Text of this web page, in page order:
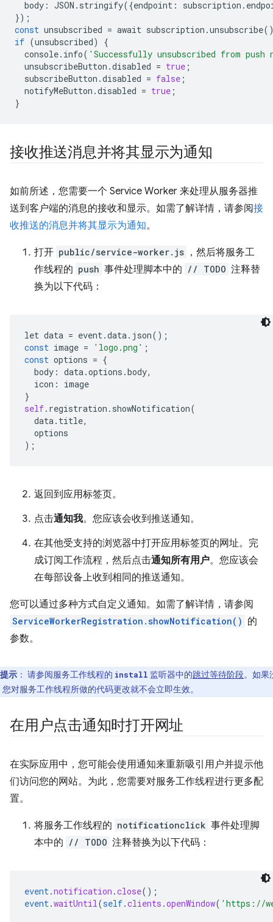
body : JSON . stringify({endpoint : subscription .
});
const unsubscribed = await subscription .unsubscribe
if (unsubscribed)
{
console. info( 'Successfully unsubscribed from
unsubscribeButton .disabled = true ;
subscribeButton .disabled = false ;
notifyMeButton .disabled = true ;
}
接收推送消息并将其显示为通知
如前所述，您需要一个 Service Worker 来处理从服务器推
送到客户端的消息的接收和显示。如需了解详情，请参阅接
收推送的消息并将其显示为通知。
打开 public/service-worker.js ，然后将服务工
作线程的 push 事件处理脚本中的 // TODO 注释替
换为以下代码：
let data = event.data. json();
const image = 'logo.png' ;
const options = {
body : data.options .body,
icon :
image
}
self. registration . showNotification(
data. title,
options
);
返回到应用标签页。
点击通知我。您应该会收到推送通知。
在其他受支持的浏览器中打开应用标签页的网址。完
成订阅工作流程，然后点击通知所有用户。您应该会
在每部设备上收到相同的推送通知。
您可以通过多种方式自定义通知。如需了解详情，请参阅
ServiceWorkerRegistration.showNotification() 的
参数。
提示 ： 请参阅服务工作线程的 install 监听器中的跳过等待阶段。如果
对服务工作线程所做的代码更改就不会立即生效。
在用户点击通知时打开网址
在实际应用中，您可能会使用通知来重新吸引用户并提示他
们访问您的网站。为此，您需要对服务工作线程进行更多配
置。
将服务工作线程的 notificationclick 事件处理脚
本中的 // TODO 注释替换为以下代码：
event.notification .close();
event.waitUntil(self.clients .openWindow( 'https://